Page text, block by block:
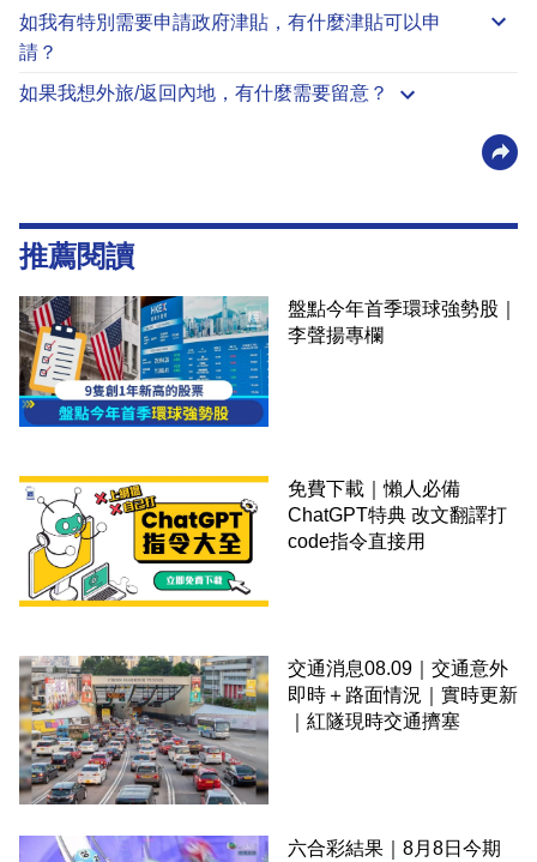
如我有特別需要申請政府津貼 ，有什麼津貼可以申
請？
如果我想外旅/返回內地，有什麼需要留意？
推薦閱讀
盤點今年首季環球強勢股｜
李聲揚專欄
免費下載｜懶人必備
ChatGPT特典 改文翻譯打
code指令直接用
交通消息08.09｜交通意外
即時＋路面情況｜實時更新
｜紅隧現時交通擠塞
六合彩結果｜8月8日今期